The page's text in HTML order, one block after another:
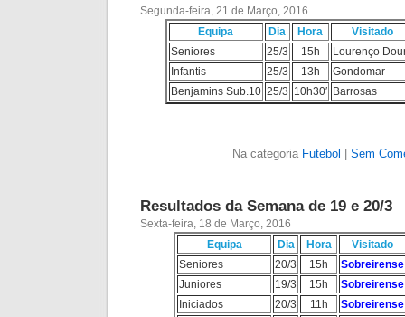
Segunda-feira, 21 de Março, 2016
Equipa
Dia Hora
Visitado
Seniores
25/3 15h
Lourenço
Infantis
25/3 13h
Gondomar
Benjamins Sub.10 25/3 10h30′ Barrosas
Na categoria Futebol Sem
Resultados da Semana de 19 e 20/3
Sexta-feira, 18 de Março, 2016
Equipa
Dia Hora
Visitado
Seniores
20/3 15h
Sobreirense
Juniores
19/3 15h
Sobreirense
Iniciados
20/3 11h
Sobreirense